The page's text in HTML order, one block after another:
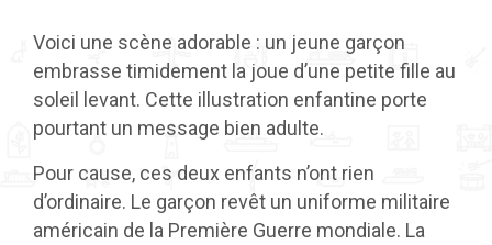
Voici une scène adorable : un jeune garçon
embrasse timidement la joue d’une petite fille au
soleil levant. Cette illustration enfantine porte
pourtant un message bien adulte.
Pour cause, ces deux enfants n’ont rien
d’ordinaire. Le garçon revêt un uniforme militaire
américain de la Première Guerre mondiale. La